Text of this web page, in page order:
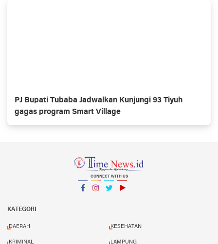
PJ Bupati Tubaba Jadwalkan Kunjungi 93 Tiyuh
gagas program Smart Village
CONNECT WITH US
KATEGORI
DAERAH KESEHATAN
KRIMINAL LAMPUNG